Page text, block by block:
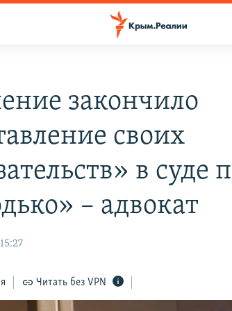
закончило
своих
в суде
– адвокат
Читать без VPN